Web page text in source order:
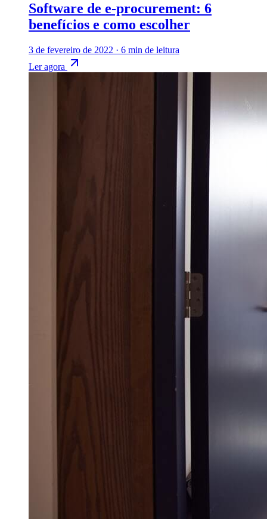
Software de e-procurement: 6
benefícios e como escolher
3 de fevereiro de 2022 · 6 min de leitura
Ler agora